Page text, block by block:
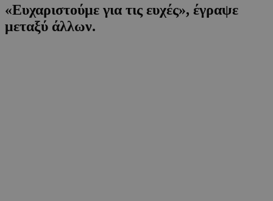
«Ευχαριστούμε για τις ευχές», έγραψε
μεταξύ άλλων.